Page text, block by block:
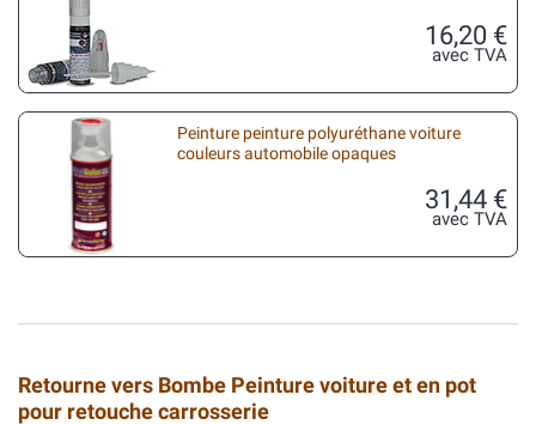
16,20 €
avec TVA
Peinture peinture polyuréthane voiture
couleurs automobile opaques
31,44 €
avec TVA
Retourne vers Bombe Peinture voiture et en pot
pour retouche carrosserie